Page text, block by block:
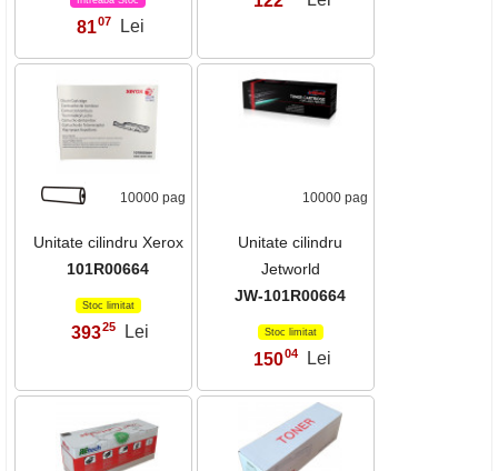
8107 Lei
10000 pag
Unitate cilindru Xerox
101R00664
Stoc limitat
39325 Lei
10000 pag
Unitate cilindru
Jetworld
JW-101R00664
Stoc limitat
15004 Lei